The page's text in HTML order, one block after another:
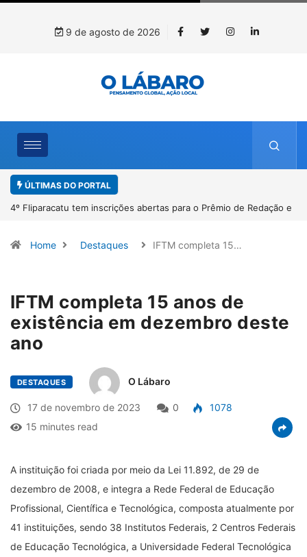
9 de agosto de 2026
ÚLTIMAS DO PORTAL
4º Fliparacatu tem inscrições abertas para o Prêmio de Redação e
Home Destaques IFTM completa 15…
IFTM completa 15 anos de
existência em dezembro deste
ano
DESTAQUES O Lábaro
17 de novembro de 2023 0
1078
15 minutes read
A instituição foi criada por meio da Lei 11.892, de 29 de
dezembro de 2008, e integra a Rede Federal de Educação
Profissional, Científica e Tecnológica, composta atualmente por
41 instituições, sendo 38 Institutos Federais, 2 Centros Federais
de Educação Tecnológica, a Universidade Federal Tecnológica